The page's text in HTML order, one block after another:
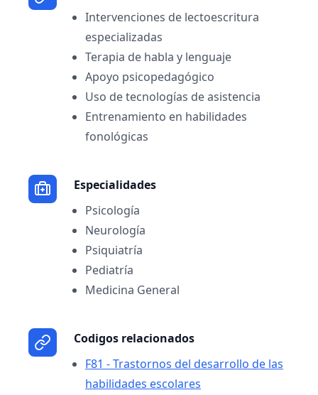
Intervenciones de lectoescritura
especializadas
Terapia de habla y lenguaje
Apoyo psicopedagógico
Uso de tecnologías de asistencia
Entrenamiento en habilidades
fonológicas
Especialidades
Psicología
Neurología
Psiquiatría
Pediatría
Medicina General
Codigos relacionados
F81 - Trastornos del desarrollo de las
habilidades escolares